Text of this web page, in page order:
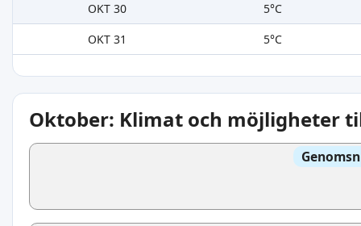
OKT 30
5°C
OKT 31
5°C
Oktober: Klimat och möjligheter